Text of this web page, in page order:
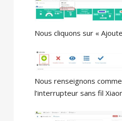
Nous cliquons sur «
Nous renseignons
l’interrupteur sans fil